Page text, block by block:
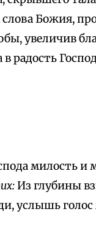
Божия,
увеличив
радость
милость и
Из глубины
услышь